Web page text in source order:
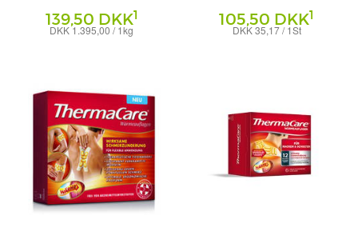
139,50 DKK1
DKK 1.395,00 / 1kg
105,50 DKK1
DKK 35,17 / 1St